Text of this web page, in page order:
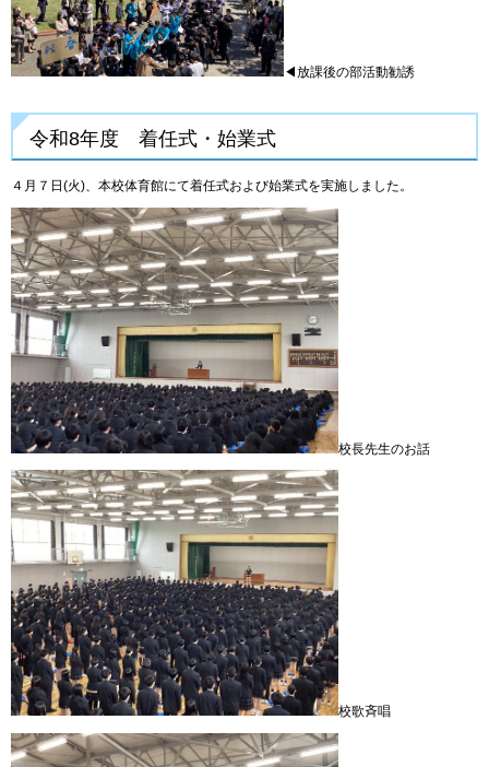
◀放課後の部活動勧誘
令和8年度 着任式・始業式
４月７日(火)、本校体育館にて着任式および始業式を実施しました。
校長先生のお話
校歌斉唱